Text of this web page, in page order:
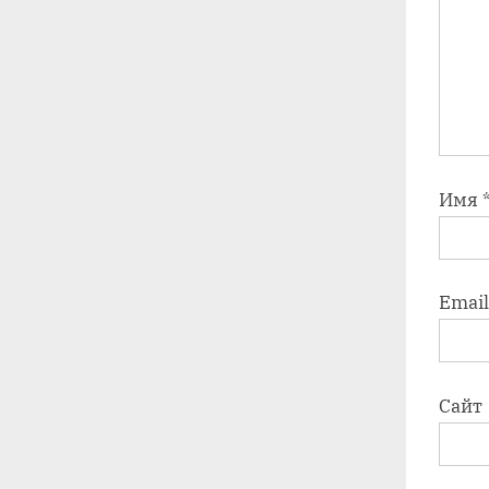
Имя *
Email
Сайт